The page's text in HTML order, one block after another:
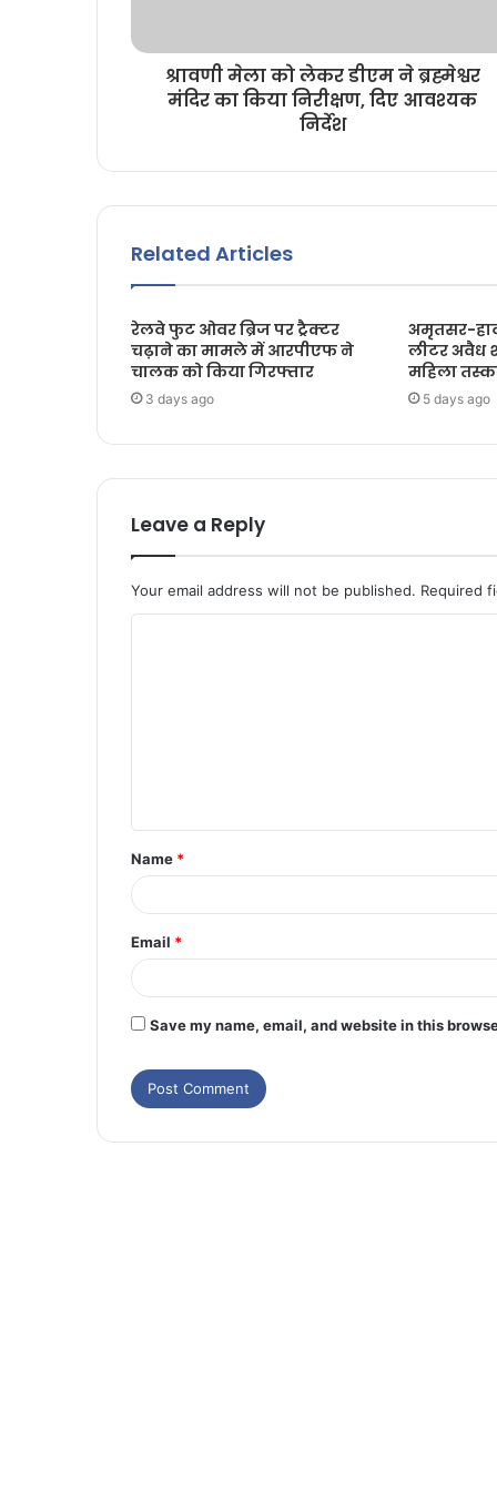
श्रावणी मेला को लेकर डीएम ने ब्रह्मेश्वर
मंदिर का किया निरीक्षण, दिए आवश्यक
निर्देश
Related Articles
रेलवे फुट ओवर ब्रिज पर ट्रैक्टर
चढ़ाने का मामले में आरपीएफ ने
चालक को किया गिरफ्तार
3 days ago
अमृतसर-
लीटर अवैध
महिला
5 days ago
Leave a Reply
Your email address will not be published. Required
Name *
Email *
Save my name, email, and website in this